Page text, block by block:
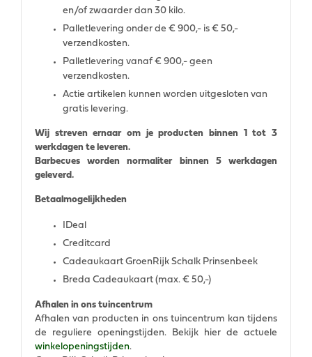
en/of zwaarder dan 30 kilo.
Palletlevering onder de € 900,- is € 50,-
verzendkosten.
Palletlevering vanaf € 900,- geen
verzendkosten.
Actie artikelen kunnen worden uitgesloten van
gratis levering.
Wij streven ernaar om je producten binnen 1 tot 3
werkdagen te leveren.
Barbecues worden normaliter binnen 5 werkdagen
geleverd.
Betaalmogelijkheden
IDeal
Creditcard
Cadeaukaart GroenRijk Schalk Prinsenbeek
Breda Cadeaukaart (max. € 50,-)
Afhalen in ons tuincentrum
Afhalen van producten in ons tuincentrum kan tijdens
de reguliere openingstijden. Bekijk hier de actuele
winkelopeningstijden.